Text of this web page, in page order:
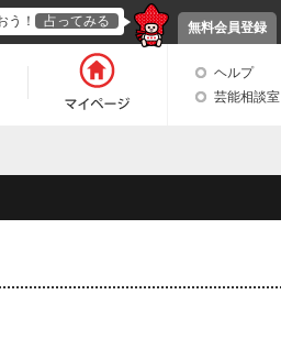
無料会員登録
う！ 占ってみる
ヘルプ
芸能相談室